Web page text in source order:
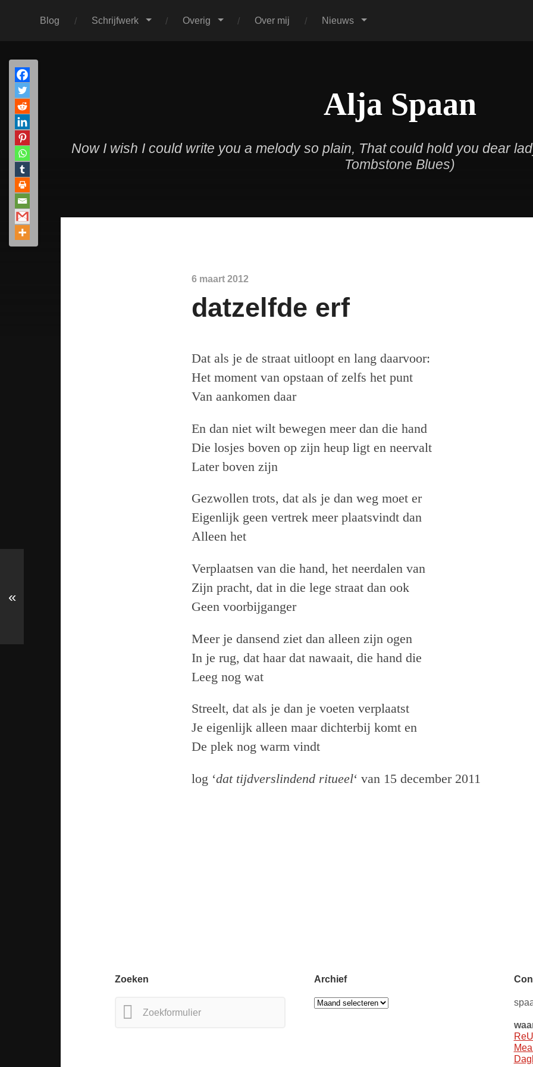
Blog Schrijfwerk Overig Over mij Nieuws
Alja Spaan
Now I wish I could write you a melody so plain, That could hold you dear
Tombstone Blues)
6 maart 2012
datzelfde erf
Dat als je de straat uitloopt en lang daarvoor:
Het moment van opstaan of zelfs het punt
Van aankomen daar
En dan niet wilt bewegen meer dan die hand
Die losjes boven op zijn heup ligt en neervalt
Later boven zijn
Gezwollen trots, dat als je dan weg moet er
Eigenlijk geen vertrek meer plaatsvindt dan
Alleen het
Verplaatsen van die hand, het neerdalen van
Zijn pracht, dat in die lege straat dan ook
Geen voorbijganger
Meer je dansend ziet dan alleen zijn ogen
In je rug, dat haar dat nawaait, die hand die
Leeg nog wat
Streelt, dat als je dan je voeten verplaatst
Je eigenlijk alleen maar dichterbij komt en
De plek nog warm vindt
log ‘dat tijdverslindend ritueel‘ van 15 december 2011
«
Zoeken
Zoeken
Archief
Archief